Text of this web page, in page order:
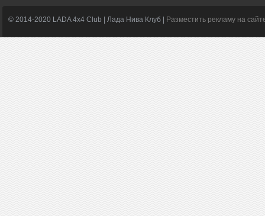
© 2014-2020 LADA 4x4 Club | Лада Нива Клуб | Разместить рекламу на